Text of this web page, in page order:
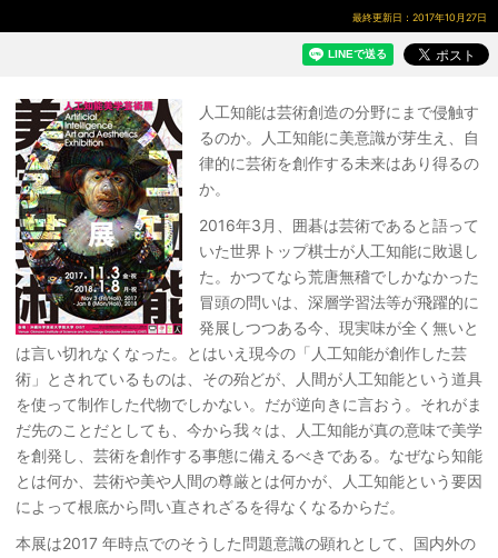
最終更新日：2017年10月27日
人工知能は芸術創造の分野にまで侵触す
るのか。人工知能に美意識が芽生え、自
律的に芸術を創作する未来はあり得るの
か。
2016年3月、囲碁は芸術であると語って
いた世界トップ棋士が人工知能に敗退し
た。かつてなら荒唐無稽でしかなかった
冒頭の問いは、深層学習法等が飛躍的に
発展しつつある今、現実味が全く無いと
は言い切れなくなった。とはいえ現今の「人工知能が創作した芸
術」とされているものは、その殆どが、人間が人工知能という道具
を使って制作した代物でしかない。だが逆向きに言おう。それがま
だ先のことだとしても、今から我々は、人工知能が真の意味で美学
を創発し、芸術を創作する事態に備えるべきである。なぜなら知能
とは何か、芸術や美や人間の尊厳とは何かが、人工知能という要因
によって根底から問い直されざるを得なくなるからだ。
本展は2017 年時点でのそうした問題意識の顕れとして、国内外の